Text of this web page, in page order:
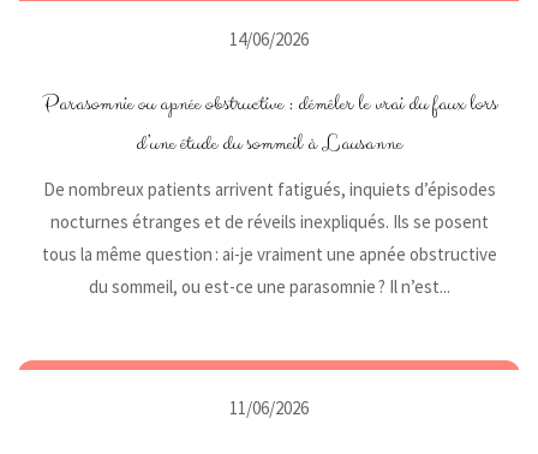
14/06/2026
Parasomnie ou apnée obstructive : démêler le vrai du faux lors
d’une étude du sommeil à Lausanne
De nombreux patients arrivent fatigués, inquiets d’épisodes
nocturnes étranges et de réveils inexpliqués. Ils se posent
tous la même question : ai-je vraiment une apnée obstructive
du sommeil, ou est-ce une parasomnie ? Il n’est...
11/06/2026